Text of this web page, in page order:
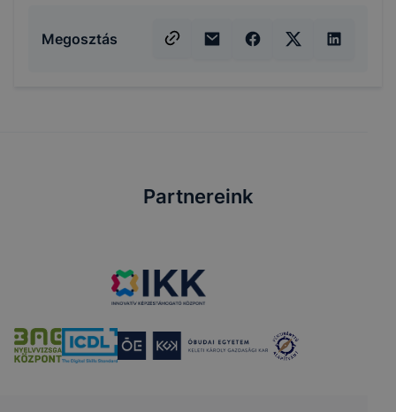
Megosztás
Partnereink